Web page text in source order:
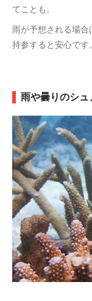
てことも。
雨が予想される場
持参すると安心です。
雨や曇りのシュ